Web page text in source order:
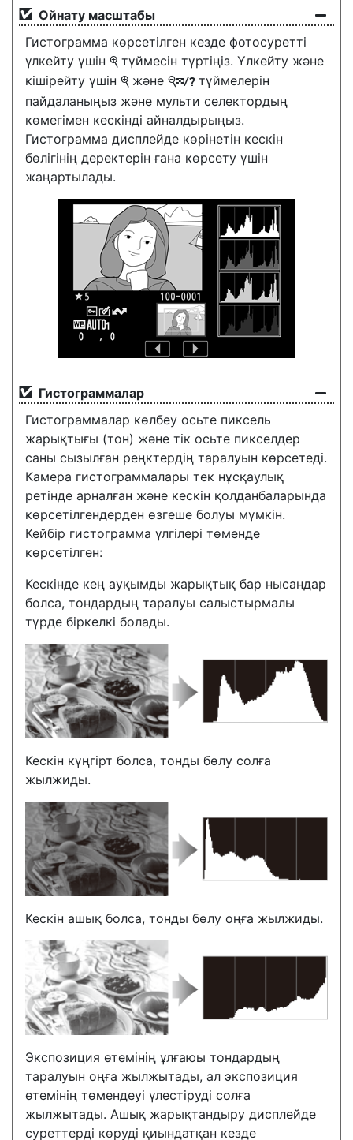
Ойнату масштабы
Гистограмма көрсетілген кезде фотосуретті
үлкейту үшін X түймесін түртіңіз. Үлкейту және
кішірейту үшін X және W түймелерін
пайдаланыңыз және мульти селектордың
көмегімен кескінді айналдырыңыз.
Гистограмма дисплейде көрінетін кескін
бөлігінің деректерін ғана көрсету үшін
жаңартылады.
Гистограммалар
Гистограммалар көлбеу осьте пиксель
жарықтығы (тон) және тік осьте пикселдер
саны сызылған реңктердің таралуын көрсетеді.
Камера гистограммалары тек нұсқаулық
ретінде арналған және кескін қолданбаларында
көрсетілгендерден өзгеше болуы мүмкін.
Кейбір гистограмма үлгілері төменде
көрсетілген:
Кескінде кең ауқымды жарықтық бар нысандар
болса, тондардың таралуы салыстырмалы
түрде біркелкі болады.
Кескін күңгірт болса, тонды бөлу солға
жылжиды.
Кескін ашық болса, тонды бөлу оңға жылжиды.
Экспозиция өтемінің ұлғаюы тондардың
таралуын оңға жылжытады, ал экспозиция
өтемінің төмендеуі үлестіруді солға
жылжытады. Ашық жарықтандыру дисплейде
суреттерді көруді қиындатқан кезде